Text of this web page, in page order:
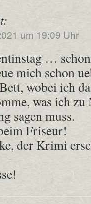
um 19:09 Uhr
…
mich schon
wobei ich
was ich
sagen muss.
Friseur!
der Krimi